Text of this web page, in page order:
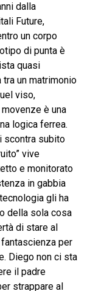
dalla
Future,
un corpo
di punta è
quasi
un matrimonio
viso,
è una
logica ferrea.
scontra subito
vive
e monitorato
in gabbia
gli ha
della sola cosa
di stare al
per
Diego non ci sta
il padre
strappare al